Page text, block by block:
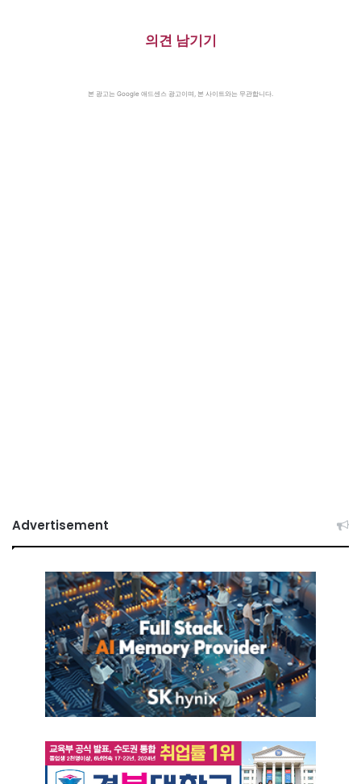
의견 남기기
본 광고는 Google 애드센스 광고이며, 본 사이트와는 무관합니다.
Advertisement